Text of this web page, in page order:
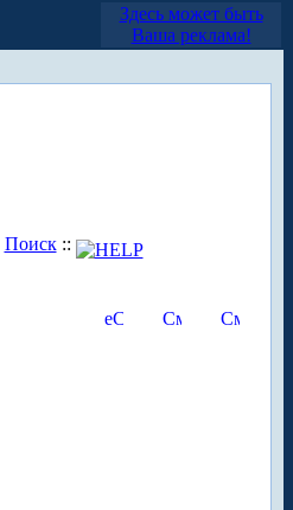
Здесь может быть
Ваша реклама!
Поиск::